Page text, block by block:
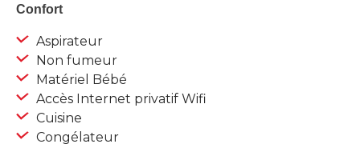
Confort
Aspirateur
Non fumeur
Matériel Bébé
Accès Internet privatif Wifi
Cuisine
Congélateur